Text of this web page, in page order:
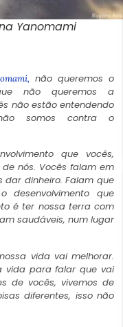
Yanomami
não queremos o
não queremos a
não estão entendendo
somos contra o
que vocês,
nós. Vocês falam em
dinheiro. Falam que
desenvolvimento que
é ter nossa terra com
saudáveis, num lugar
vida vai melhorar.
vida para falar que vai
de vocês, vivemos de
diferentes, isso não